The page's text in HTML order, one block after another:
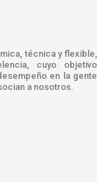
técnica y flexible,
cuyo objetivo
en la gente
a nosotros.